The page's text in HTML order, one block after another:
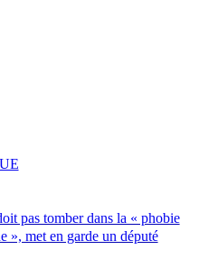
pas tomber dans la « phobie
», met en garde un député